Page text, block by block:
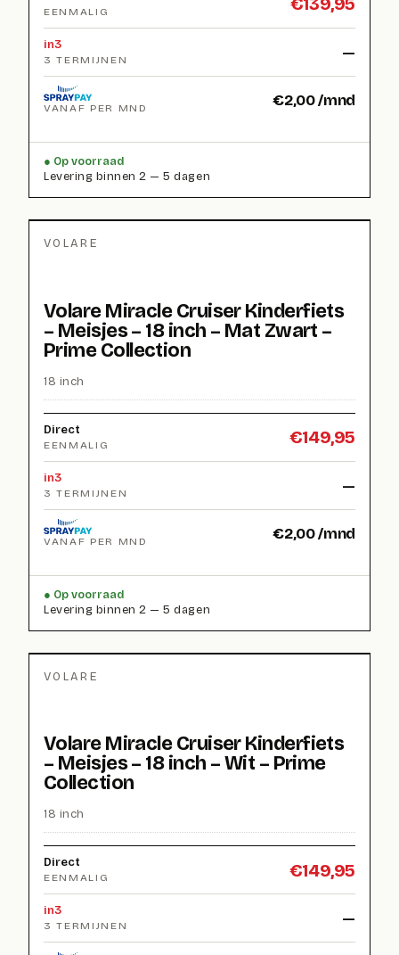
EENMALIG
in3
3 TERMIJNEN —
VANAF PER MND €2,00/mnd
Op voorraad
Levering binnen 2 — 5 dagen
VOLARE
Volare Miracle Cruiser Kinderfiets
– Meisjes – 18 inch – Mat Zwart –
Prime Collection
18 inch
Direct
EENMALIG €149,95
in3
3 TERMIJNEN —
VANAF PER MND €2,00/mnd
Op voorraad
Levering binnen 2 — 5 dagen
VOLARE
Volare Miracle Cruiser Kinderfiets
– Meisjes – 18 inch – Wit – Prime
Collection
18 inch
Direct
EENMALIG €149,95
in3
3 TERMIJNEN —